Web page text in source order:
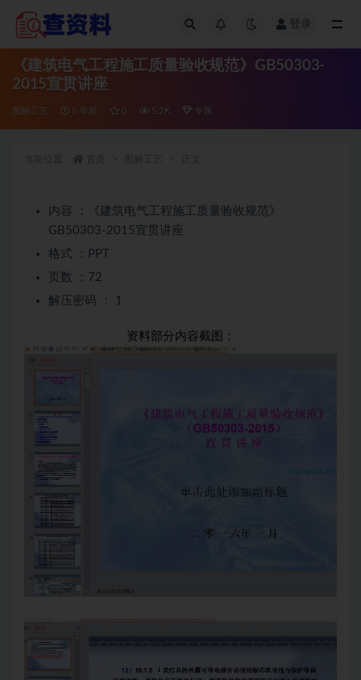
登录
《建筑电气工程施工质量验收规范》GB50303-
2015宣贯讲座
图解工艺 5 年前 0 5.2K 专属
内容 ：《建筑电气工程施工质量验收规范》
GB50303-2015宣贯讲座
格式 ：PPT
页数 ：72
解压密码 ： 1
资料部分内容截图：